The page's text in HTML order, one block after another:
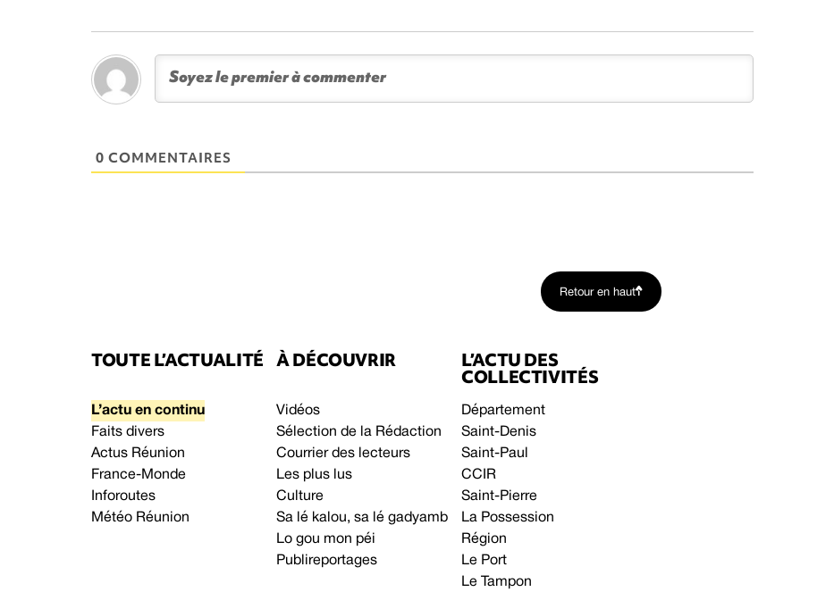
0 COMMENTAIRES
Retour en haut
TOUTE L’ACTUALITÉ
L’actu en continu
Faits divers
Actus Réunion
France-Monde
Inforoutes
Météo Réunion
À DÉCOUVRIR
Vidéos
Sélection de la Rédaction
Courrier des lecteurs
Les plus lus
Culture
Sa lé kalou, sa lé gadyamb
Lo gou mon péi
Publireportages
L’ACTU DES
COLLECTIVITÉS
Département
Saint-Denis
Saint-Paul
CCIR
Saint-Pierre
La Possession
Région
Le Port
Le Tampon